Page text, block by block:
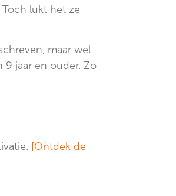
lukt het ze
maar wel
9 jaar en ouder. Zo
[Ontdek de